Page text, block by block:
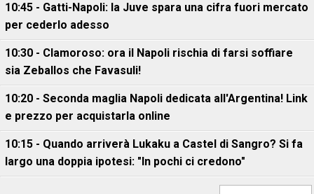
10:45 - Gatti-Napoli: la Juve spara una cifra fuori mercato
per cederlo adesso
10:30 - Clamoroso: ora il Napoli rischia di farsi soffiare
sia Zeballos che Favasuli!
10:20 - Seconda maglia Napoli dedicata all'Argentina! Link
e prezzo per acquistarla online
10:15 - Quando arriverà Lukaku a Castel di Sangro? Si fa
largo una doppia ipotesi: "In pochi ci credono"